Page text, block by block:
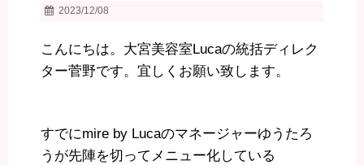
2023/12/08
こんにちは。大宮美容室Lucaの統括ディレク
ター菅野です。宜しくお願い致します。
すでにmire by Lucaのマネージャーゆうたろ
うが先陣を切ってメニュー化している